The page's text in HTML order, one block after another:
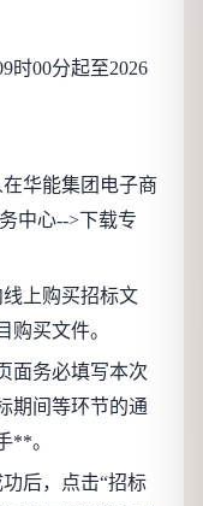
时00分起至2026
华能集团电子商
中心-->下载专
上购买招标文
购买文件。
面务必填写本次
期间等环节的通
**。
后，点击“招标